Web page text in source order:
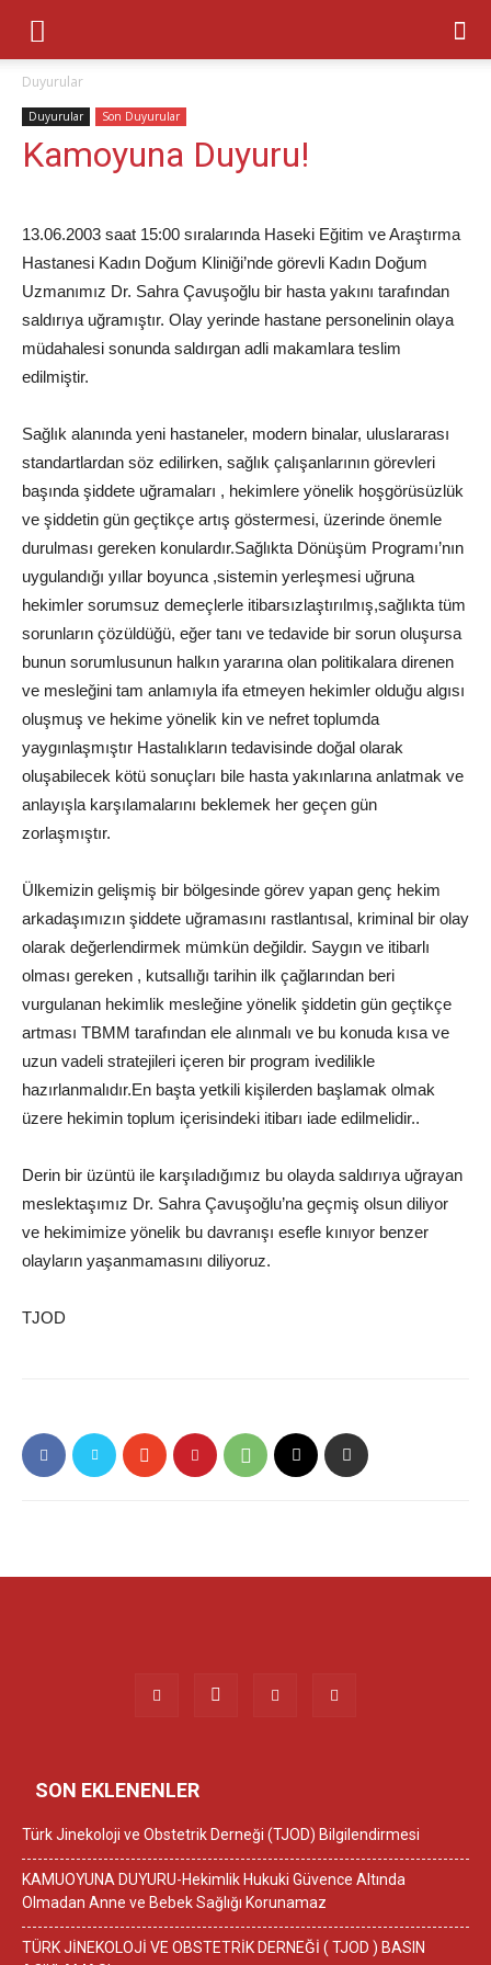
Duyurular
Duyurular Son Duyurular
Kamoyuna Duyuru!
13.06.2003 saat 15:00 sıralarında Haseki Eğitim ve Araştırma
Hastanesi Kadın Doğum Kliniği’nde görevli Kadın Doğum
Uzmanımız Dr. Sahra Çavuşoğlu bir hasta yakını tarafından
saldırıya uğramıştır. Olay yerinde hastane personelinin olaya
müdahalesi sonunda saldırgan adli makamlara teslim
edilmiştir.
Sağlık alanında yeni hastaneler, modern binalar, uluslararası
standartlardan söz edilirken, sağlık çalışanlarının görevleri
başında şiddete uğramaları , hekimlere yönelik hoşgörüsüzlük
ve şiddetin gün geçtikçe artış göstermesi, üzerinde önemle
durulması gereken konulardır.Sağlıkta Dönüşüm Programı’nın
uygulandığı yıllar boyunca ,sistemin yerleşmesi uğruna
hekimler sorumsuz demeçlerle itibarsızlaştırılmış,sağlıkta tüm
sorunların çözüldüğü, eğer tanı ve tedavide bir sorun oluşursa
bunun sorumlusunun halkın yararına olan politikalara direnen
ve mesleğini tam anlamıyla ifa etmeyen hekimler olduğu algısı
oluşmuş ve hekime yönelik kin ve nefret toplumda
yaygınlaşmıştır Hastalıkların tedavisinde doğal olarak
oluşabilecek kötü sonuçları bile hasta yakınlarına anlatmak ve
anlayışla karşılamalarını beklemek her geçen gün
zorlaşmıştır.
Ülkemizin gelişmiş bir bölgesinde görev yapan genç hekim
arkadaşımızın şiddete uğramasını rastlantısal, kriminal bir olay
olarak değerlendirmek mümkün değildir. Saygın ve itibarlı
olması gereken , kutsallığı tarihin ilk çağlarından beri
vurgulanan hekimlik mesleğine yönelik şiddetin gün geçtikçe
artması TBMM tarafından ele alınmalı ve bu konuda kısa ve
uzun vadeli stratejileri içeren bir program ivedilikle
hazırlanmalıdır.En başta yetkili kişilerden başlamak olmak
üzere hekimin toplum içerisindeki itibarı iade edilmelidir..
Derin bir üzüntü ile karşıladığımız bu olayda saldırıya uğrayan
meslektaşımız Dr. Sahra Çavuşoğlu’na geçmiş olsun diliyor
ve hekimimize yönelik bu davranışı esefle kınıyor benzer
olayların yaşanmamasını diliyoruz.
TJOD
SON EKLENENLER
Türk Jinekoloji ve Obstetrik Derneği (TJOD) Bilgilendirmesi
KAMUOYUNA DUYURU-Hekimlik Hukuki Güvence Altında
Olmadan Anne ve Bebek Sağlığı Korunamaz
TÜRK JİNEKOLOJİ VE OBSTETRİK DERNEĞİ ( TJOD ) BASIN